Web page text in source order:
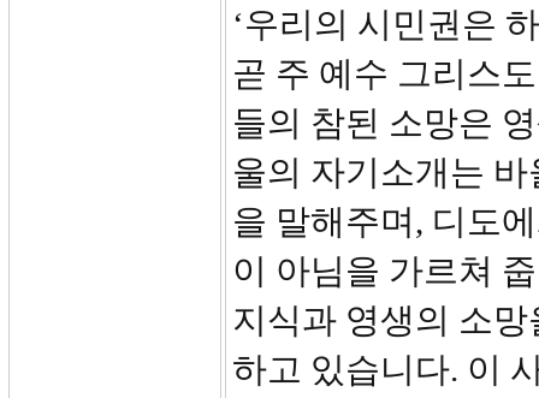
‘우리의 시민권은
곧 주 예수 그리스
들의 참된 소망은
울의 자기소개는
을 말해주며, 디도
이 아님을 가르쳐
지식과 영생의 소
하고 있습니다. 이